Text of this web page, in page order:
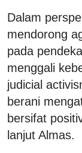
Dalam
mendorong
pada
menggali
judicial
berani
bersifat
lanjut Almas.